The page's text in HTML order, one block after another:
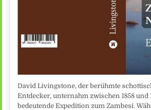
David Livingstone, der berühmte
Entdecker, unternahm zwischen 1858 und
bedeutende Expedition zum Zambesi.